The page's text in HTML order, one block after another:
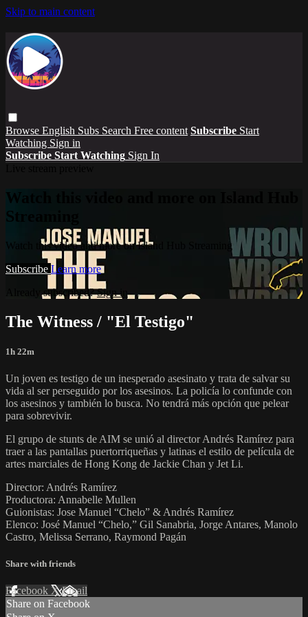
Skip to main content
Browse English Subs Search Free content Subscribe Start
Watching Sign in
Subscribe Start Watching Sign In
Watch this video and more on Island Hub
Streaming
Watch this video and more on Island Hub Streaming
Subscribe Learn more
Already subscribed?Sign in
The Witness / "El Testigo"
1h 22m
Un joven es testigo de un inesperado asesinato y trata de salvar su
vida al ser perseguido por los asesinos. La policía lo confunde con
los asesinos y también lo busca. No tendrá más opción que pelear
para sobrevivir.
El grupo de stunts de AIM se unió al director Andrés Ramírez para
traer a las pantallas puertorriqueñas y latinas el estilo de película de
artes marciales de Hong Kong de Jackie Chan y Jet Li.
Director: Andrés Ramírez
Productora: Annabelle Mullen
Guionistas: Jose Manuel “Chelo” & Andrés Ramírez
Elenco: José Manuel “Chelo,” Gil Sanabria, Jorge Antares, Manolo
Castro, Melissa Serrano, Raymond Pagán
Share with friends
Facebook XEmail
Share on Facebook